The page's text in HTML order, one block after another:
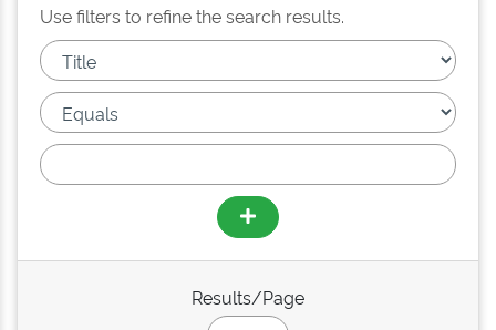
Use filters to refine the search results.
Results/Page